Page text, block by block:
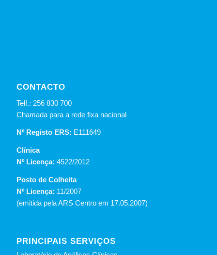
CONTACTO
Telf.: 256 830 700
Chamada para a rede fixa nacional
Nº Registo ERS: E111649
Clínica
Nº Licença: 4522/2012
Posto de Colheita
Nº Licença: 11/2007
(emitida pela ARS Centro em 17.05.2007)
PRINCIPAIS SERVIÇOS